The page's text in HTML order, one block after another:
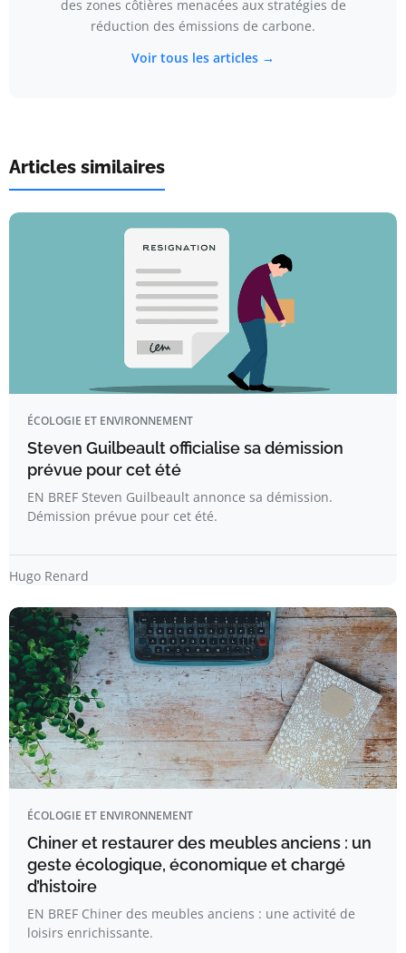
des zones côtières menacées aux stratégies de
réduction des émissions de carbone.
Voir tous les articles →
Articles similaires
ÉCOLOGIE ET ENVIRONNEMENT
Steven Guilbeault officialise sa démission
prévue pour cet été
EN BREF Steven Guilbeault annonce sa démission.
Démission prévue pour cet été.
Hugo Renard
ÉCOLOGIE ET ENVIRONNEMENT
Chiner et restaurer des meubles anciens : un
geste écologique, économique et chargé
d’histoire
EN BREF Chiner des meubles anciens : une activité de
loisirs enrichissante.